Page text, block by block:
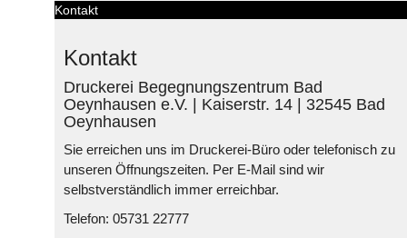
Kontakt
Kontakt
Druckerei Begegnungszentrum Bad
Oeynhausen e.V. | Kaiserstr. 14 | 32545 Bad
Oeynhausen
Sie erreichen uns im Druckerei-Büro oder telefonisch zu
unseren Öffnungszeiten. Per E-Mail sind wir
selbstverständlich immer erreichbar.
Telefon: 05731 22777